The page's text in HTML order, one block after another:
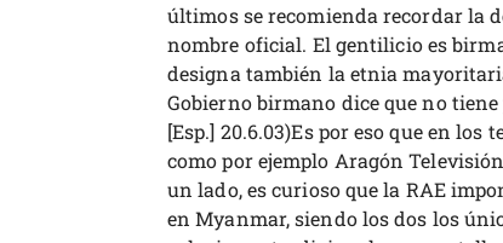
últimos se recomienda recordar la
nombre oficial. El gentilicio es
designa también la etnia
Gobierno birmano dice que no
[Esp.] 20.6.03)Es por eso que en
como por ejemplo Aragón
un lado, es curioso que la RAE
en Myanmar, siendo los dos los